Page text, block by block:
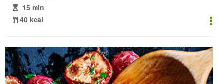
15 min
40 kcal